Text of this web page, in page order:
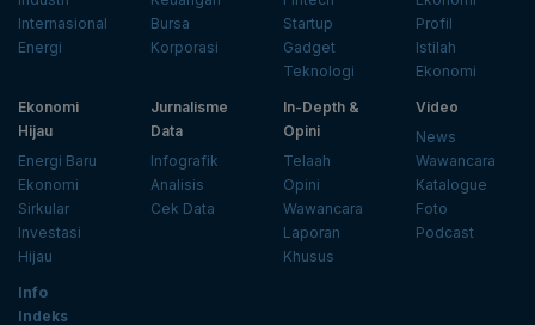
Internasional
Energi
Bursa
Korporasi
Startup
Gadget
Teknologi
Profil
Istilah
Ekonomi
Ekonomi
Hijau
Energi Baru
Ekonomi
Sirkular
Investasi
Hijau
Jurnalisme
Data
Infografik
Analisis
Cek Data
In-Depth &
Opini
Telaah
Opini
Wawancara
Laporan
Khusus
Video
News
Wawancara
Katalogue
Foto
Podcast
Info
Indeks